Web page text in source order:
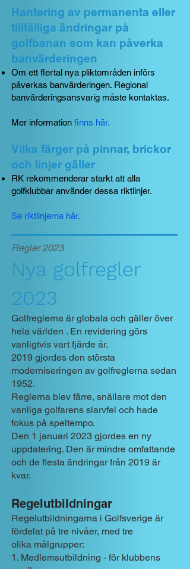
Hantering av permanenta eller
tillfälliga ändringar på
golfbanan som kan påverka
banvärderingen
Om ett flertal nya pliktområden införs
påverkas banvärderingen. Regional
banvärderingsansvarig måste kontaktas.
Mer information finns här.
Vilka färger på pinnar, brickor
och linjer gäller
RK rekommenderar starkt att alla
golfklubbar använder dessa riktlinjer.
Se riktlinjerna här.
Regler 2023
Nya golfregler
2023
Golfreglerna är globala och gäller över
hela världen . En revidering görs
vanligtvis vart fjärde år.
2019 gjordes den största
moderniseringen av golfreglerna sedan
1952.
Reglerna blev färre, snällare mot den
vanliga golfarens slarvfel och hade
fokus på speltempo.
Den 1 januari 2023 gjordes en ny
uppdatering. Den är mindre omfattande
och de flesta ändringar från 2019 är
kvar.
Regelutbildningar
Regelutbildningarna i Golfsverige är
fördelat på tre nivåer, med tre
olika målgrupper:
1. Medlemsutbildning - för klubbens